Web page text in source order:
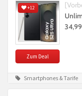
+12
Zum Deal
Smartphones & Tarife